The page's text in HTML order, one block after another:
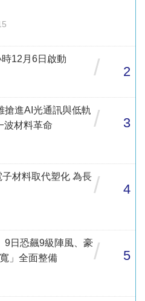
12月6日啟動
/ 2
搶進AI光通訊與低軌
波材料革命
/ 3
材料取代塑化 為長 / 4
9日恐飆9級陣風、豪
」全面整備
/ 5